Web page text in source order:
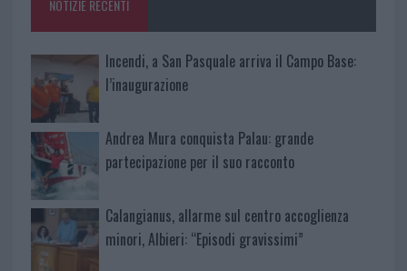
k
NOTIZIE RECENTI
Incendi, a San Pasquale arriva il Campo Base:
l’inaugurazione
Andrea Mura conquista Palau: grande
partecipazione per il suo racconto
Calangianus, allarme sul centro accoglienza
minori, Albieri: “Episodi gravissimi”